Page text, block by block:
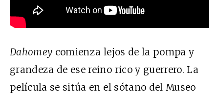
Dahomey comienza lejos de la pompa y
grandeza de ese reino rico y guerrero. La
película se sitúa en el sótano del Museo